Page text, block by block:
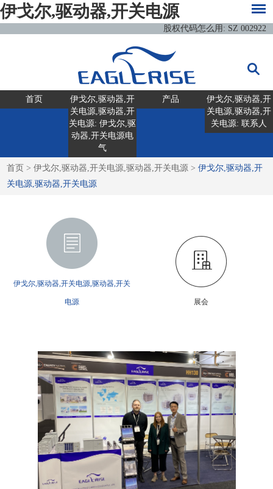
伊戈尔,驱动器,开关电源
股权代码怎么用: SZ 002922
首页
伊戈尔,驱动器,开
关电源,驱动器,开
关电源: 伊戈尔,驱
动器,开关电源电
气
产品
伊戈尔,驱动器,开
关电源,驱动器,开
关电源: 联系人
首页 >伊戈尔,驱动器,开关电源,驱动器,开关电源 >伊戈尔,驱动器,开
关电源,驱动器,开关电源
伊戈尔,驱动器,开关电源,驱动器,开关
电源 展会